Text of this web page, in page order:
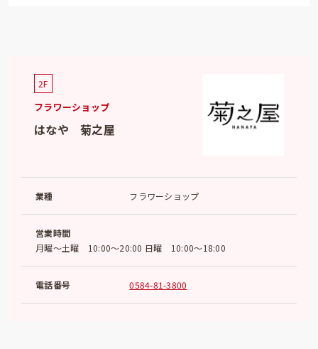
2F
フラワーショップ
はなや 菊之屋
業種 フラワーショップ
営業時間
月曜～土曜 10:00～20:00 日曜 10:00～18:00
電話番号 0584-81-3800